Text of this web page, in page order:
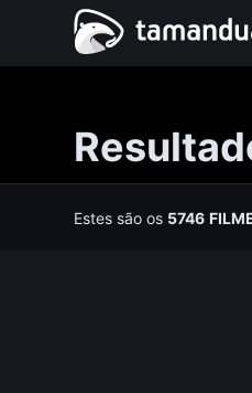
Estes são os 5746